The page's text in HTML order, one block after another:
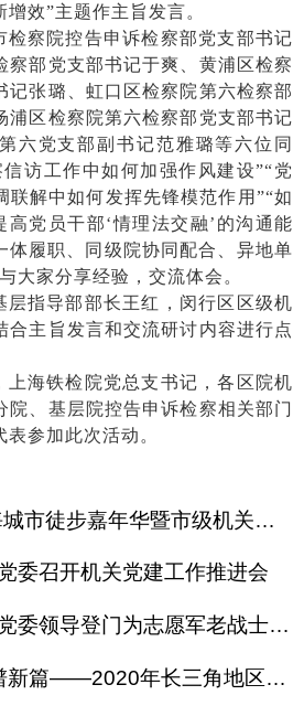
效”主题作主旨发言。
检察院控告申诉检察部党支部书记
察部党支部书记于爽、黄浦区检察
记张璐、虹口区检察院第六检察部
浦区检察院第六检察部党支部书记
六党支部副书记范雅璐等六位同
访工作中如何加强作风建设”“党
联解中如何发挥先锋模范作用”“如
高党员干部‘情理法交融’的沟通能
体履职、同级院协同配合、异地单
大家分享经验，交流体会。
层指导部部长王红，闵行区区级机
合主旨发言和交流研讨内容进行点
上海铁检院党总支书记，各区院机
院、基层院控告申诉检察相关部门
参加此次活动。
永远跟党走·上海城市徒步嘉年华暨市级机关运动会开幕
委召开机关党建工作推进会
市市级机关工作党委领导登门为志愿军老战士佩戴纪念章
育新机 开新局 谱新篇——2020年长三角地区机关党建工作研讨会在南京召开